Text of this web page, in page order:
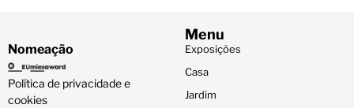
Nomeação
Política de privacidade e
cookies
Menu
Exposições
Casa
Jardim